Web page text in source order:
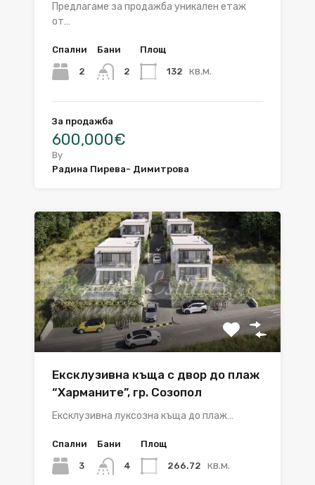
Предлагаме за продажба уникален етаж
от…
Спални
2
Бани
2
Площ
132 кв.м.
За продажба
600,000€
By
Радина Пирева- Димитрова
Ексклузивна къща с двор до плаж
“Харманите”, гр. Созопол
Ексклузивна луксозна къща до плаж…
Спални
3
Бани
4
Площ
266.72 кв.м.